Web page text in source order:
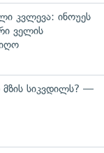
კვლევა: ინოუეს
ველის
სიკვდილს? —